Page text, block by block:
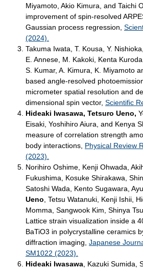
Miyamoto, Akio Kimura, and Taichi
improvement of spin-resolved
Gaussian process regression,
(2024).
​Takuma Iwata, T. Kousa, Y.
E. Annese, M. Kakoki, Kenta
S. Kumar, A. Kimura, K. Miyamoto
based angle-resolved
micrometer spatial resolution and
dimensional spin vector, Scientific
Hideaki Iwasawa, Tetsuro Ueno,
Eisaki, Yoshihiro Aiura, and Kenya
measure of correlation strength
body interactions, Physical Review
(2023).
Norihiro Oshime, Kenji Ohwada,
Fukushima, Kosuke Shirakawa,
Satoshi Wada, Kento Sugawara,
Ueno, Tetsu Watanuki, Kenji Ishii,
Momma, Sangwook Kim, Shinya
Lattice strain visualization inside a
BaTiO3 in polycrystalline ceramics
diffraction imaging, Japanese
SM1022 (2023).
Hideaki Iwasawa, Kazuki Sumida,